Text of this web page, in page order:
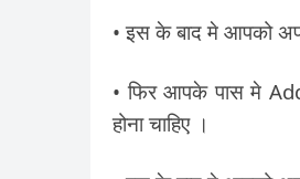
• इस के बाद मे आपको
• फिर आपके पास मे
होना चाहिए ।